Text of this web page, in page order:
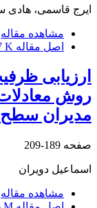
ایرج قاسمی، هادی
مشاهده مقاله
اصل مقاله K
ارزیابی
روش
مدیران سطح
صفحه 189-209
اسماعیل دویران
مشاهده مقاله